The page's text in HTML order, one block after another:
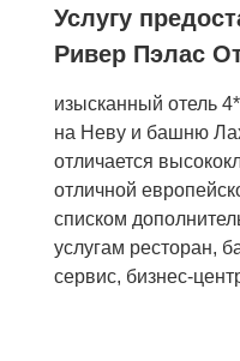
Услугу
Ривер Пэлас
изысканный отель
на Неву и башню
отличается
отличной
списком
услугам ресторан,
сервис, бизнес-